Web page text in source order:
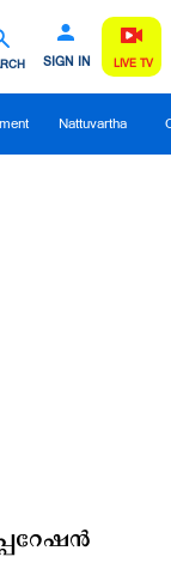
SIGN IN LIVE TV
Nattuvartha